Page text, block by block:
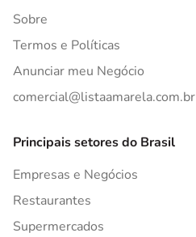
Sobre
Termos e Políticas
Anunciar meu Negócio
comercial@listaamarela.com.br
Principais setores do Brasil
Empresas e Negócios
Restaurantes
Supermercados